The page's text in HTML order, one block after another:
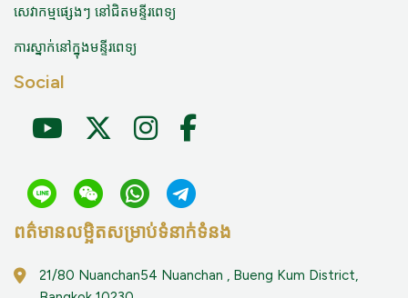
សេវាកម្មផ្សេងៗ នៅជិតមន្ទីរពេទ្យ
ការស្នាក់នៅក្នុងមន្ទីរពេទ្យ
Social
ពត៌មានលម្អិតសម្រាប់ទំនាក់ទំនង
21/80 Nuanchan54 Nuanchan , Bueng Kum District,